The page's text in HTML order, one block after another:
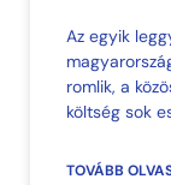
Az egyik
romlik, a
költség sok
TOVÁBB